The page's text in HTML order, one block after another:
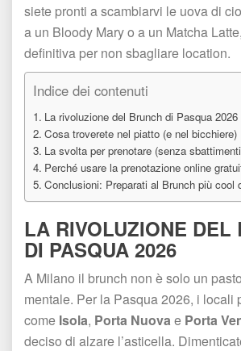
iete pronti a scambiarvi le uova di
a un Bloody Mary o a un Matcha
definitiva per non sbagliare location.
Indice dei contenuti
La rivoluzione del Brunch di Pasqua 2026
Cosa troverete nel piatto (e nel bicchiere)
La svolta per prenotare (senza
Perché usare la prenotazione online
Conclusioni: Preparati al Brunch più cool
LA RIVOLUZIONE DEL
DI PASQUA 2026
A Milano il brunch non è solo un
mentale. Per la Pasqua 2026, i locali
come Isola, Porta Nuova e Porta
deciso di alzare l’asticella.